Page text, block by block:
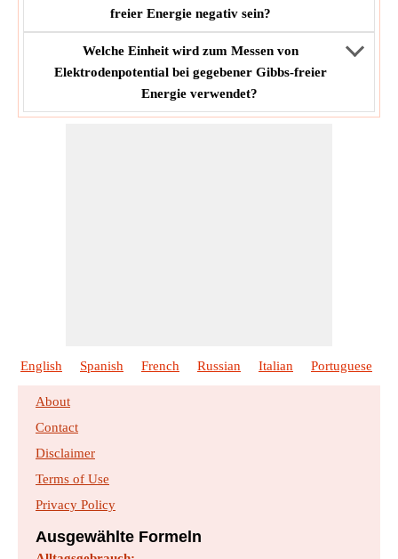
freier Energie negativ sein?
Welche Einheit wird zum Messen von
Elektrodenpotential bei gegebener Gibbs-freier
Energie verwendet?
English Spanish French Russian Italian Portuguese
About
Contact
Disclaimer
Terms of Use
Privacy Policy
Ausgewählte Formeln